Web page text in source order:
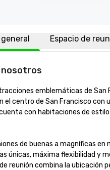
Espacio de
nosotros
emblemáticas de
el centro de San Francisco
con habitaciones de
de buenas a magníficas
únicas, máxima flexibilidad y
reunión combina la ubicación